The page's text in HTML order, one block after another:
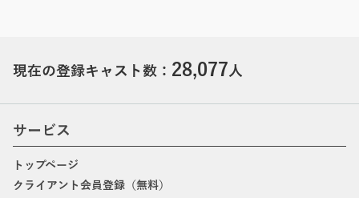
現在の登録キャスト数： 28,077人
サービス
トップページ
クライアント会員登録（無料）